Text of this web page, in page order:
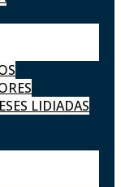
LIDIADAS